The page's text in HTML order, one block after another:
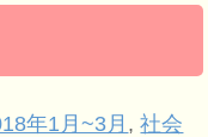
年1月~3月 ,社会